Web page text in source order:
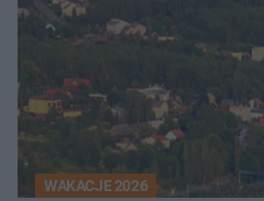
WAKACJE 2026